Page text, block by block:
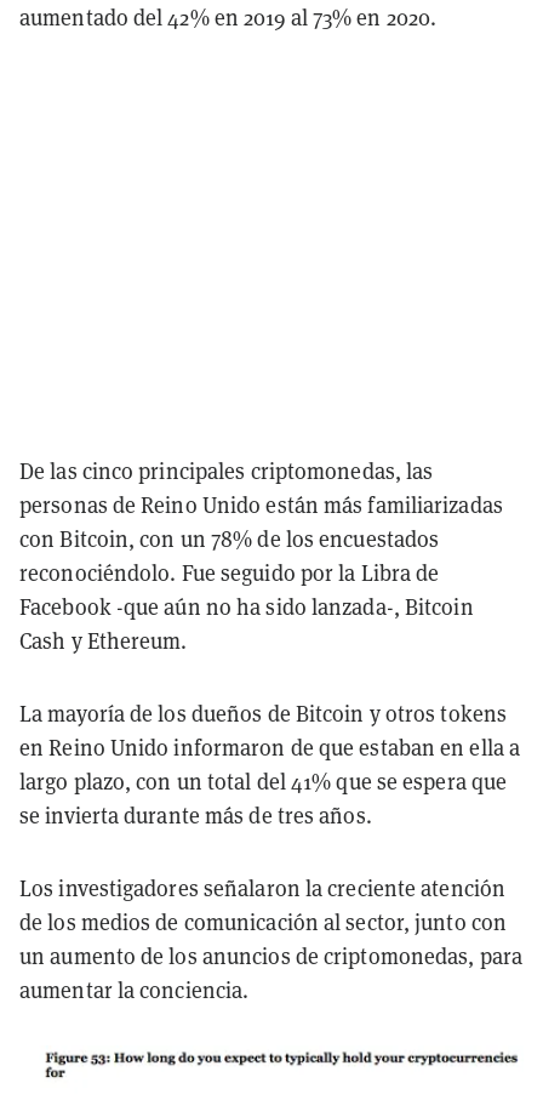
aumentado del 42% en 2019 al 73% en 2020.
De las cinco principales criptomonedas, las
personas de Reino Unido están más familiarizadas
con Bitcoin, con un 78% de los encuestados
reconociéndolo. Fue seguido por la Libra de
Facebook -que aún no ha sido lanzada-, Bitcoin
Cash y Ethereum.
La mayoría de los dueños de Bitcoin y otros tokens
en Reino Unido informaron de que estaban en ella a
largo plazo, con un total del 41% que se espera que
se invierta durante más de tres años.
Los investigadores señalaron la creciente atención
de los medios de comunicación al sector, junto con
un aumento de los anuncios de criptomonedas, para
aumentar la conciencia.